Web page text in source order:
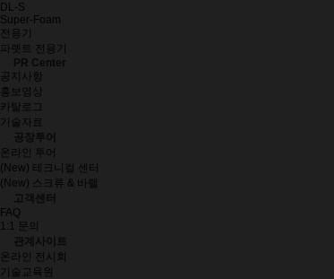
DL-S
Super-Foam
전용기
파렛트 전용기
PR Center
공지사항
홍보영상
카탈로그
기술자료
공장투어
온라인 투어
(New) 테크니컬 센터
(New) 스크류 & 바렐
고객센터
FAQ
1:1 문의
관계사이트
온라인 전시회
기술교육원